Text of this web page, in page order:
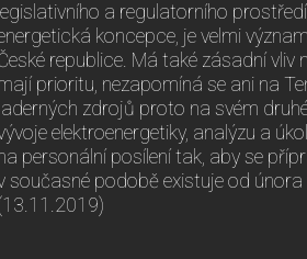
legislativního a regulatorního
koncepce, je velmi
republice. Má také zásadní
prioritu, nezapomíná se ani na
zdrojů proto na svém
elektroenergetiky, analýzu a
personální posílení tak, aby se
současné podobě existuje od